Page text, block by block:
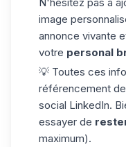
image
annonce vivante
votre personal
💡 Toutes ces
référencement
social LinkedIn.
essayer de
maximum).